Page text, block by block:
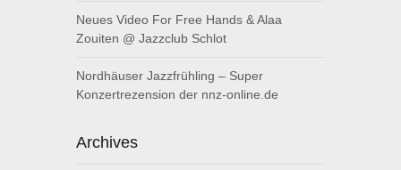
Neues Video For Free Hands & Alaa
Zouiten @ Jazzclub Schlot
Nordhäuser Jazzfrühling – Super
Konzertrezension der nnz-online.de
Archives